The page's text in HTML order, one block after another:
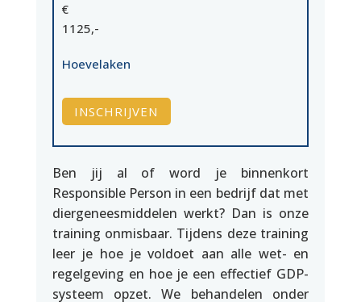
€
1125,-
Hoevelaken
INSCHRIJVEN
Ben jij al of word je binnenkort
Responsible Person in een bedrijf dat met
diergeneesmiddelen werkt? Dan is onze
training onmisbaar. Tijdens deze training
leer je hoe je voldoet aan alle wet- en
regelgeving en hoe je een effectief GDP-
systeem opzet. We behandelen onder